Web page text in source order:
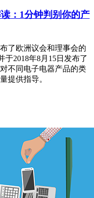
：1分钟判别你的产
了欧洲议会和理事会的
于2018年8月15日发布了
不同电子电器产品的类
提供指导。